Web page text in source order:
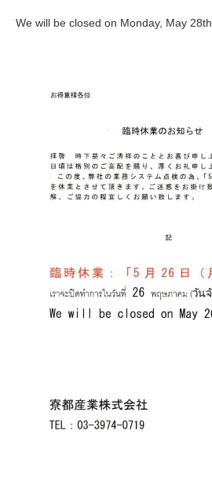
We will be closed on Monday, May 28th.